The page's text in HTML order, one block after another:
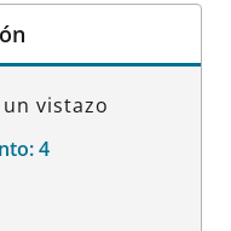
vistazo
4